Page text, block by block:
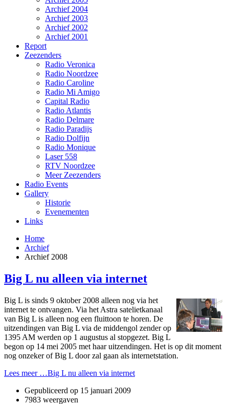
Archief 2004
Archief 2003
Archief 2002
Archief 2001
Report
Zeezenders
Radio Veronica
Radio Noordzee
Radio Caroline
Radio Mi Amigo
Capital Radio
Radio Atlantis
Radio Delmare
Radio Paradijs
Radio Dolfijn
Radio Monique
Laser 558
RTV Noordzee
Meer Zeezenders
Radio Events
Gallery
Historie
Evenementen
Links
Home
Archief
Archief 2008
Big L nu alleen via internet
Big L is sinds 9 oktober 2008 alleen nog via het
internet te o­ntvangen. Via het Astra satelietkanaal
van Big L is alleen nog een fluittoon te horen. De
uitzendingen van Big L via de middengol zender op
1395 AM werden op 1 augustus al stopgezet. Big L
begon op 14 mei 2005 met haar uitzendingen. Het is op dit moment
nog o­nzeker of Big L door zal gaan als internetstation.
Lees meer …Big L nu alleen via internet
Gepubliceerd op 15 januari 2009
7983 weergaven